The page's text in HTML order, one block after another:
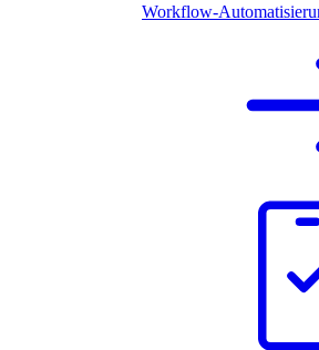
Workflow-